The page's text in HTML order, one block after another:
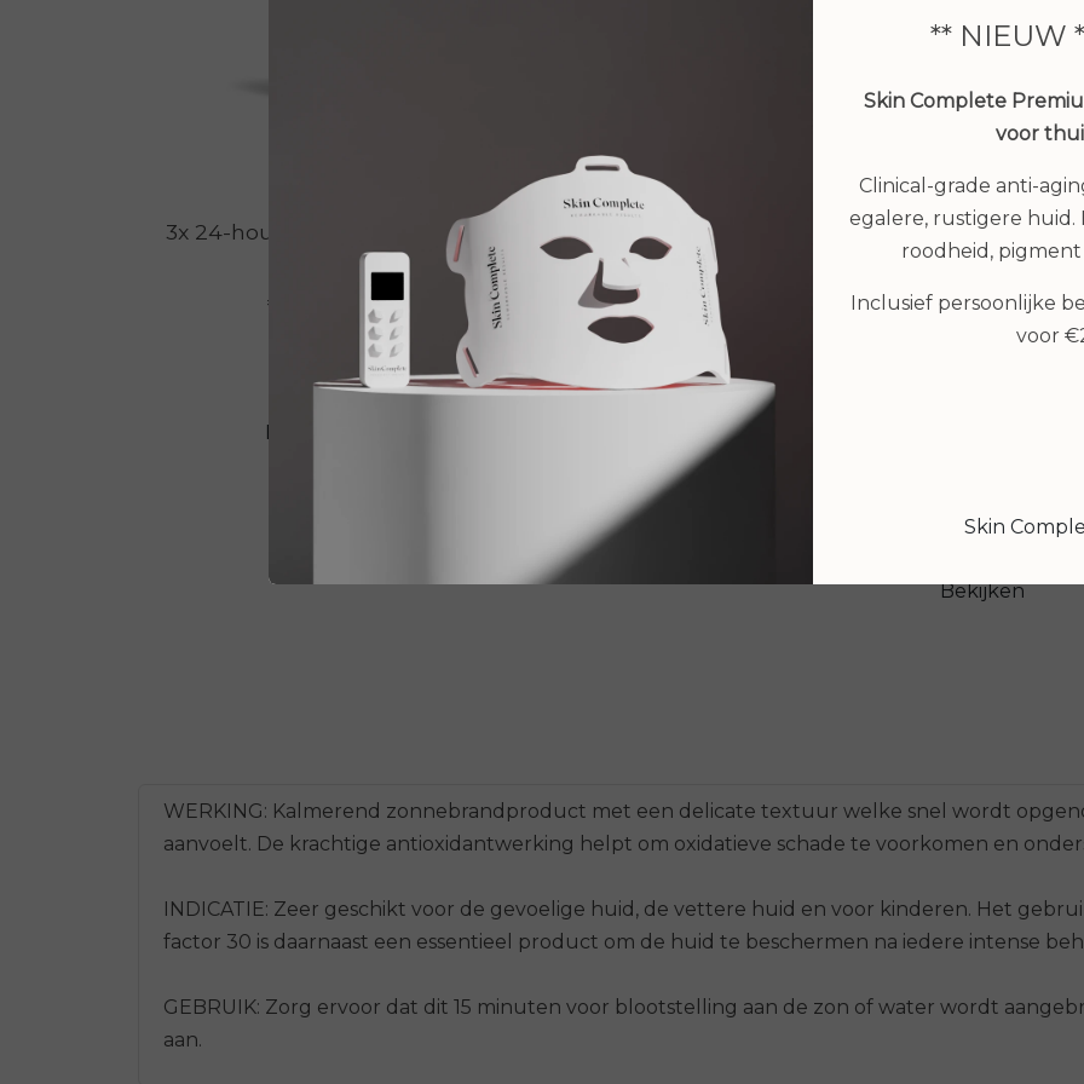
3x 24-hour Skin Balancing
€ 127,20
Skin Shield spf50 - 60 ml
€ 59,00
€ 49,95
Bekijken
WERKING: Kalmerend zonnebrandproduct met een delicate textuur welke snel wordt
aanvoelt. De krachtige antioxidantwerking helpt om oxidatieve schade te voorkomen en
INDICATIE: Zeer geschikt voor de gevoelige huid, de vettere huid en voor kinderen. Het
factor 30 is daarnaast een essentieel product om de huid te beschermen na iedere intense
GEBRUIK: Zorg ervoor dat dit 15 minuten voor blootstelling aan de zon of water wordt
aan.
** NIEUW
Skin Complete
voor
Clinical-grade anti-
egalere, rustigere huid.
roodheid,
Inclusief persoonlijke
voor
Skin